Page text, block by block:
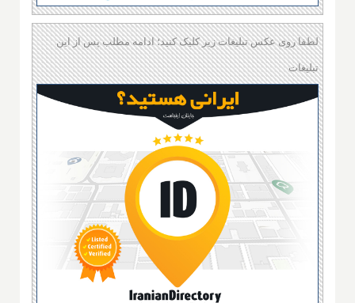
لطفا روی عکس تبلیغات زیر کلیک کنید؛ ادامه مطلب پس از این
تبلیغات